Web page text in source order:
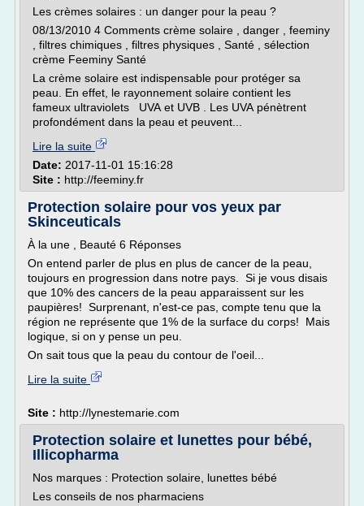
Les crèmes solaires : un danger pour la peau ?
08/13/2010 4 Comments crème solaire , danger , feeminy
, filtres chimiques , filtres physiques , Santé , sélection
crème Feeminy Santé
La crème solaire est indispensable pour protéger sa
peau. En effet, le rayonnement solaire contient les
fameux ultraviolets UVA et UVB . Les UVA pénètrent
profondément dans la peau et peuvent...
Lire la suite
Date: 2017-11-01 15:16:28
Site : http://feeminy.fr
Protection solaire pour vos yeux par
Skinceuticals
À la une , Beauté 6 Réponses
On entend parler de plus en plus de cancer de la peau,
toujours en progression dans notre pays. Si je vous disais
que 10% des cancers de la peau apparaissent sur les
paupières! Surprenant, n'est-ce pas, compte tenu que la
région ne représente que 1% de la surface du corps! Mais
logique, si on y pense un peu.
On sait tous que la peau du contour de l'oeil...
Lire la suite
Site : http://lynestemarie.com
Protection solaire et lunettes pour bébé,
Illicopharma
Nos marques : Protection solaire, lunettes bébé
Les conseils de nos pharmaciens